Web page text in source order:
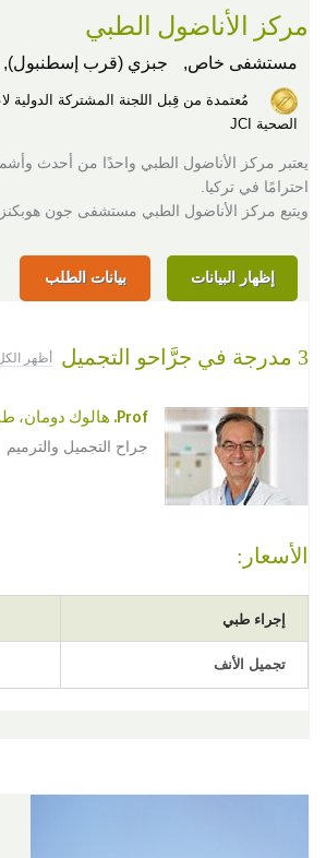
مركز الأناضول الطبي
مستشفى خاص, جبزي (قرب إسطنبول),
مُعتمدة من قِبل اللجنة المشتركة الدولية
الصحية JCI
يعتبر مركز الأناضول الطبي واحدًا من أحدث
احترامًا في تركيا.
ويتبع مركز الأناضول الطبي مستشفى جون هوبكنز.
إظهار البيانات بيانات الطلب
3 مدرجة في جرَّاحو التجميل أظهر
Prof. هالوك دومان، طبيب بشري
جراح التجميل والترميم
الأسعار:
إجراء طبي
تجميل الأنف